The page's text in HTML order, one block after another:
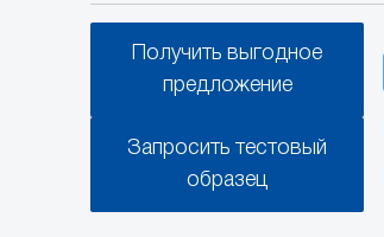
Получить выгодное
предложение
Запросить тестовый
образец